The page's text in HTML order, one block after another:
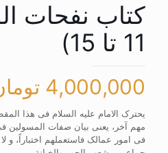
کتاب نفحات
11 تا 15)
4,000,000
یحترک الامام علیه السلام فی هذا
مهم آخر، یعنی بیان صفات المسولین
فی امور عمالک فاستعملهم اختباراً، و لا